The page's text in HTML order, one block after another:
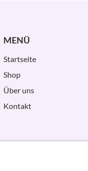
MENÜ
Startseite
Shop
Über uns
Kontakt